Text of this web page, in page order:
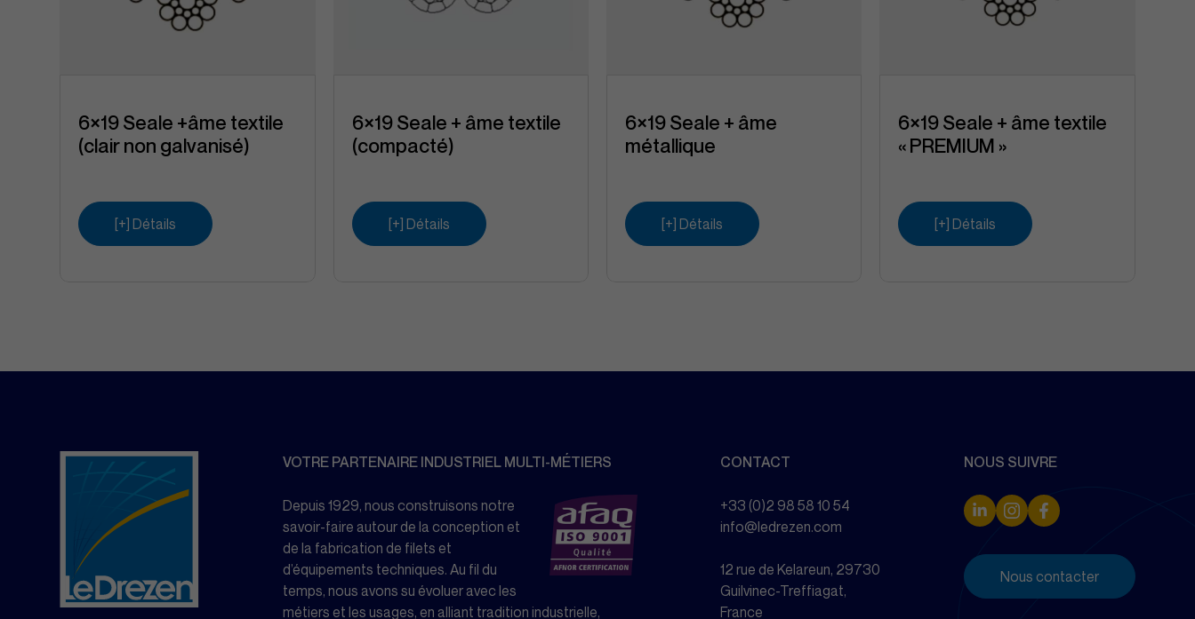
6×19 Seale +âme textile
(clair non galvanisé)
[+] Détails
6×19 Seale + âme textile
(compacté)
[+] Détails
6×19 Seale + âme
métallique
[+] Détails
6×19 Seale + âme textile
« PREMIUM »
[+] Détails
VOTRE PARTENAIRE INDUSTRIEL MULTI-MÉTIERS
Depuis 1929, nous construisons notre
savoir-faire autour de la conception et
de la fabrication de filets et
d’équipements techniques. Au fil du
temps, nous avons su évoluer avec les
métiers et les usages, en alliant tradition industrielle,
CONTACT
+33 (0)2 98 58 10 54
info@ledrezen.com
12 rue de Kelareun, 29730
Guilvinec-Treffiagat,
France
NOUS SUIVRE
Nous contacter